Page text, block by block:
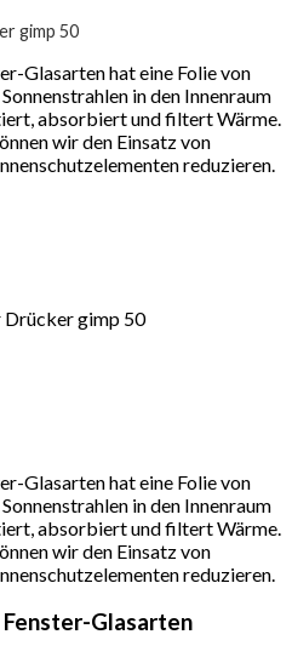
Glasarten hat eine Folie von
in den Innenraum
absorbiert und filtert Wärme.
wir den Einsatz von
reduzieren.
Glasarten hat eine Folie von
in den Innenraum
absorbiert und filtert Wärme.
wir den Einsatz von
reduzieren.
Fenster-Glasarten